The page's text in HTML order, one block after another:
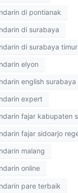
di pontianak
di surabaya
di surabaya timur
elyon
english surabaya
expert
fajar kabupaten
fajar sidoarjo
malang
online
pare terbaik